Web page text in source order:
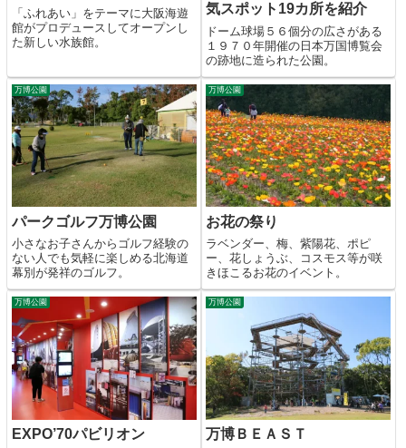
「ふれあい」をテーマに大阪海遊
館がプロデュースしてオープンし
た新しい水族館。
気スポット19カ所を紹介
ドーム球場５６個分の広さがある
１９７０年開催の日本万国博覧会
の跡地に造られた公園。
万博公園
パークゴルフ万博公園
小さなお子さんからゴルフ経験の
ない人でも気軽に楽しめる北海道
幕別が発祥のゴルフ。
万博公園
お花の祭り
ラベンダー、梅、紫陽花、ポピ
ー、花しょうぶ、コスモス等が咲
きほこるお花のイベント。
万博公園
EXPO’70パビリオン
万博公園
万博ＢＥＡＳＴ